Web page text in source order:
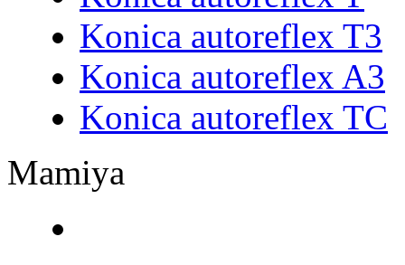
Konica autoreflex T3
Konica autoreflex A3
Konica autoreflex TC
Mamiya